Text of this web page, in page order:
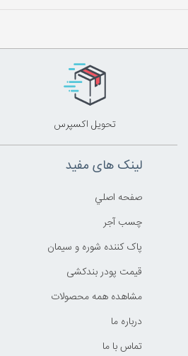
تحويل اکسپرس
لینک های مفید
صفحه اصلي
چسب آجر
پاک کننده شوره و سیمان
قیمت پودر بندکشی
مشاهده همه محصولات
درباره ما
تماس با ما